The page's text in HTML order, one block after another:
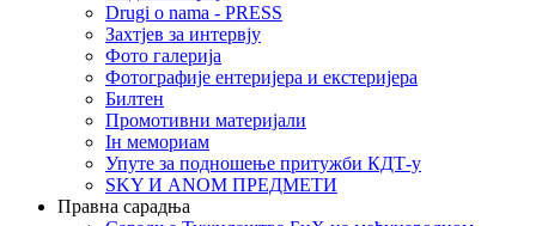
Drugi o nama - PRESS
Захтјев за интервју
Фото галерија
Фотографије ентеријера и екстеријера
Билтен
Промотивни материјали
Iн мемориам
Упуте за подношење притужби КДТ-у
SKY И ANOM ПРЕДМЕТИ
Правна сарадња